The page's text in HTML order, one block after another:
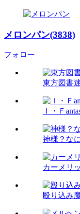
メロンパン(3838)
フォロー
東方図書
Ｉ・Ｆ
神様？な
カーメリ
殴り込み